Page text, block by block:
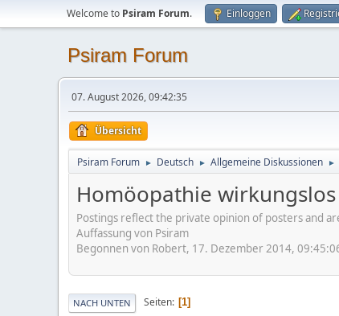
Welcome to Psiram Forum. Einloggen
Psiram Forum
07. August 2026, 09:42:35
Übersicht
Psiram Forum ► Deutsch ► Allgemeine Diskussionen ►
Homöopathie
Postings reflect the private opinion of posters and
Auffassung von Psiram
Begonnen von Robert, 17. Dezember 2014,
NACH UNTEN Seiten 1